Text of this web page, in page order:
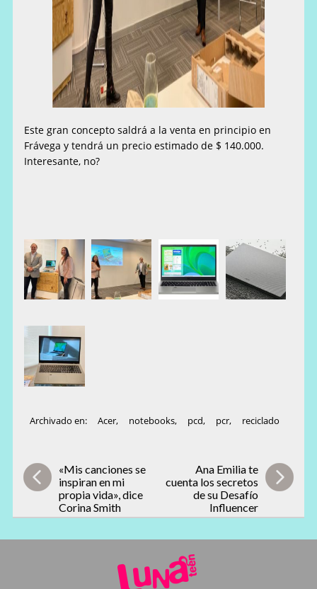
Este gran concepto saldrá a la venta en principio en
Frávega y tendrá un precio estimado de $ 140.000.
Interesante, no?
Archivado en: Acer, notebooks, pcd, pcr, reciclado
«Mis canciones se
inspiran en mi
propia vida», dice
Corina Smith
Ana Emilia te
cuenta los secretos
de su Desafío
Influencer